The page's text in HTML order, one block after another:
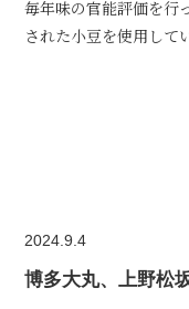
毎年味の官能評価を行
された小豆を使用して
2024.9.4
博多大丸、上野松